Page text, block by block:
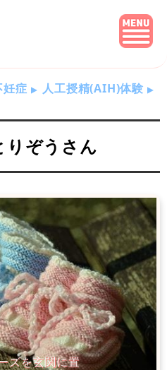
妊症 人工授精(AIH)体験
りぞうさん